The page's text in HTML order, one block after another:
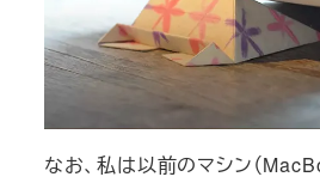
なお、私は以前のマシン（